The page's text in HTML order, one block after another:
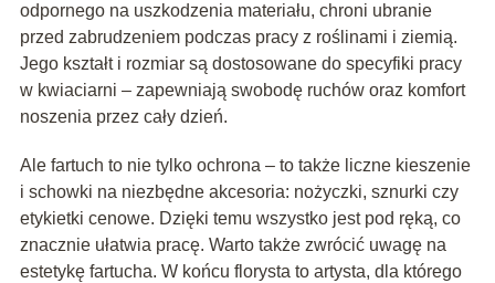
odpornego na uszkodzenia materiału, chroni ubranie
przed zabrudzeniem podczas pracy z roślinami i ziemią.
Jego kształt i rozmiar są dostosowane do specyfiki pracy
w kwiaciarni – zapewniają swobodę ruchów oraz komfort
noszenia przez cały dzień.
Ale fartuch to nie tylko ochrona – to także liczne kieszenie
i schowki na niezbędne akcesoria: nożyczki, sznurki czy
etykietki cenowe. Dzięki temu wszystko jest pod ręką, co
znacznie ułatwia pracę. Warto także zwrócić uwagę na
estetykę fartucha. W końcu florysta to artysta, dla którego